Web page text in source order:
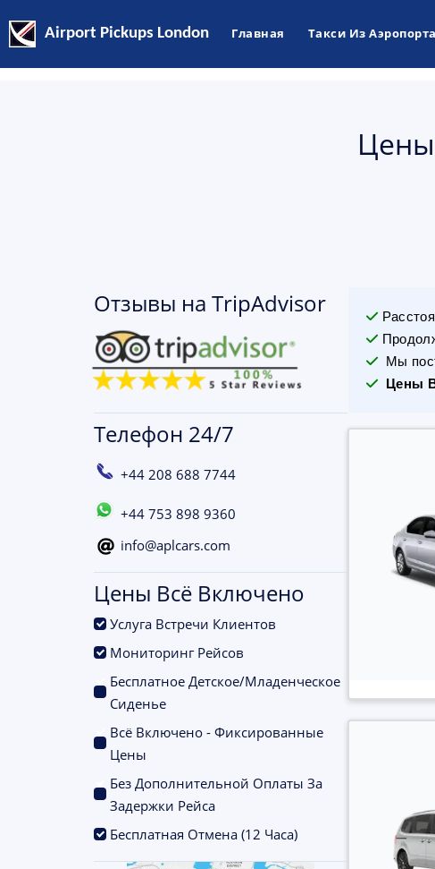
Airport Pickups London Главная Такси Из Аэропорта
Отзывы на TripAdvisor
Телефон 24/7
+44 208 688 7744
+44 753 898 9360
info@aplcars.com
Цены Всё Включено
Услуга Встречи Клиентов
Мониторинг Рейсов
Бесплатное Детское/Младенческое
Сиденье
Всё Включено - Фиксированные
Цены
Без Дополнительной Оплаты За
Задержки Рейса
Бесплатная Отмена (12 Часа)
Цены
Мы
Цены